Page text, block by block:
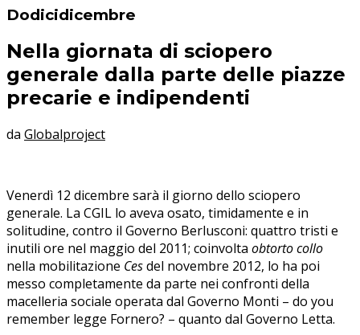
Dodicidicembre
Nella giornata di sciopero
generale dalla parte delle piazze
precarie e indipendenti
da Globalproject
Venerdì 12 dicembre sarà il giorno dello sciopero
generale. La CGIL lo aveva osato, timidamente e in
solitudine, contro il Governo Berlusconi: quattro tristi e
inutili ore nel maggio del 2011; coinvolta obtorto collo
nella mobilitazione Cesdel novembre 2012, lo ha poi
messo completamente da parte nei confronti della
macelleria sociale operata dal Governo Monti – do you
remember legge Fornero? – quanto dal Governo Letta.